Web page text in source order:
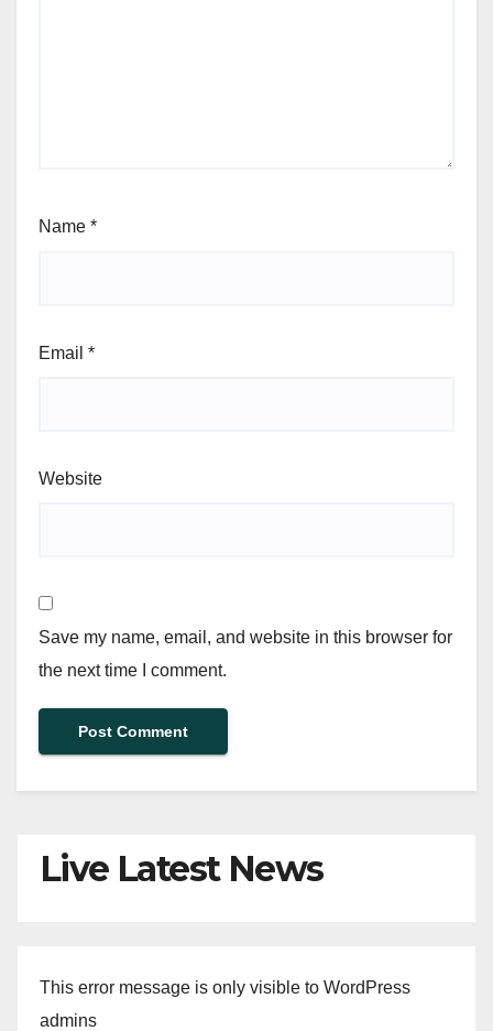
Name *
Email *
Website
Save my name, email, and website in this browser for
the next time I comment.
Live Latest News
This error message is only visible to WordPress
admins